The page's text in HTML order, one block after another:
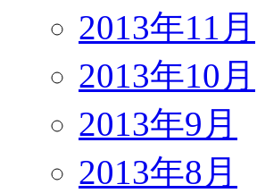
2013年11月
2013年10月
2013年9月
2013年8月